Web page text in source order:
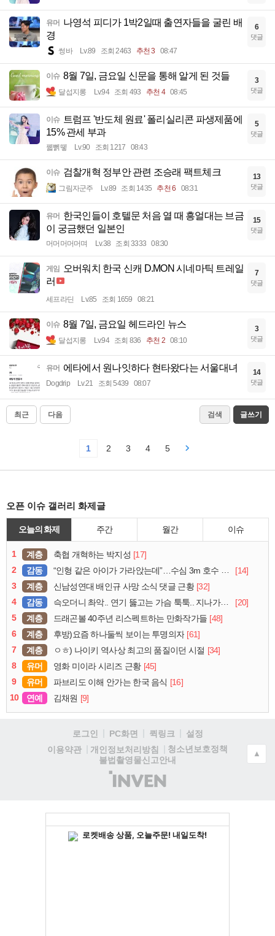
유머 나영석 피디가 1박2일때 출연자들을 굴린 배
경
썽바 Lv.89 조회 2463 추천 3 08:47
6
댓글
이슈 8월 7일, 금요일 신문을 통해 알게 된 것들
달섭지롱 Lv.94 조회 493 추천 4 08:45
3
댓글
이슈
트럼프 '반도체 원료' 폴리실리콘 파생제품에
15% 관세 부과
꿻뻵뗗 Lv.90 조회 1217 08:43
5
댓글
이슈 검찰개혁 정부안 관련 조승래 팩트체크
그림자군주 Lv.89 조회 1435 추천 6 08:31
13
댓글
유머 한국인들이 호텔문 처음 열 때 흥얼대는 브금
이 궁금했던 일본인
머머머머머며 Lv.38 조회 3333 08:30
15
댓글
게임 오버워치 한국 신캐 D.MON 시네마틱 트레일
러
세프라딘 Lv.85 조회 1659 08:21
7
댓글
이슈 8월 7일, 금요일 헤드라인 뉴스
달섭지롱 Lv.94 조회 836 추천 2 08:10
3
댓글
유머 에타에서 원나잇하다 현타왔다는 서울대녀
Dogdrip Lv.21 조회 5439 08:07
14
댓글
최근 다음 검색 글쓰기
1 2 3 4 5
오픈 이슈 갤러리 화제글
오늘의 화제 주간 월간 이슈
1 계층 축협 개혁하는 박지성 [17]
2
감동 “인형 같은 아이가 가라앉는데”…수심 3m 호수 뛰어든 60대 의인
[14]
3
계층 신남성연대 배인규 사망 소식 댓글 근황 [32]
4
감동 슥오더니 촤악.. 연기 뚫고는 가슴 툭툭.. 지나가던 아재의 정체
[20]
5
계층 드래곤볼 40주년 리스펙트하는 만화작가들 [48]
6
계층 후방)요즘 하나둘씩 보이는 투명의자 [61]
7
계층 ㅇㅎ) 나이키 역사상 최고의 품질이던 시절 [34]
8
유머 영화 미이라 시리즈 근황 [45]
9
유머 파브리도 이해 안가는 한국 음식 [16]
10
연예 김채원 [9]
로그인 PC화면 퀵링크
설정
이용약관
개인정보처리방침
청소년보호정책
불법촬영물신고안내
(주)
인
▲